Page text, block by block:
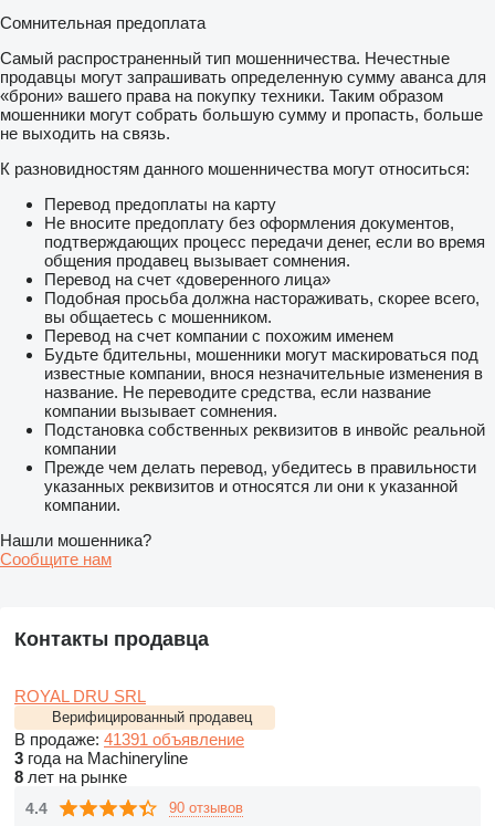
Сомнительная предоплата
Самый распространенный тип мошенничества. Нечестные
продавцы могут запрашивать определенную сумму аванса для
«брони» вашего права на покупку техники. Таким образом
мошенники могут собрать большую сумму и пропасть, больше
не выходить на связь.
К разновидностям данного мошенничества могут относиться:
Перевод предоплаты на карту
Не вносите предоплату без оформления документов,
подтверждающих процесс передачи денег, если во время
общения продавец вызывает сомнения.
Перевод на счет «доверенного лица»
Подобная просьба должна настораживать, скорее всего,
вы общаетесь с мошенником.
Перевод на счет компании с похожим именем
Будьте бдительны, мошенники могут маскироваться под
известные компании, внося незначительные изменения в
название. Не переводите средства, если название
компании вызывает сомнения.
Подстановка собственных реквизитов в инвойс реальной
компании
Прежде чем делать перевод, убедитесь в правильности
указанных реквизитов и относятся ли они к указанной
компании.
Нашли мошенника?
Сообщите нам
Контакты продавца
ROYAL DRU SRL
Верифицированный продавец
В продаже: 41391 объявление
3 года на Machineryline
8 лет на рынке
4.4 90 отзывов